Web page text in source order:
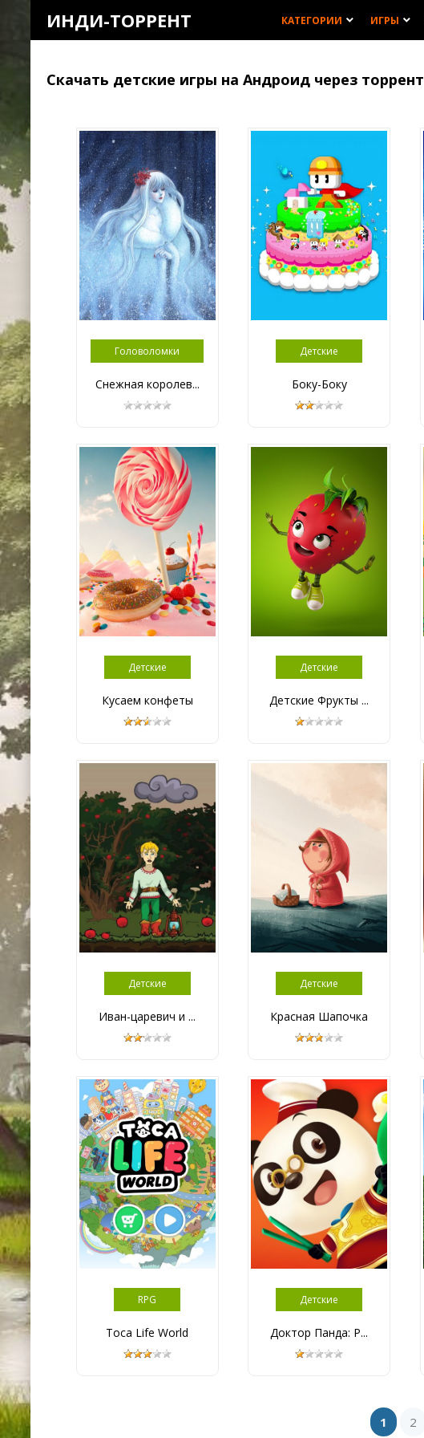
ИНДИ-ТОРРЕНТ КАТЕГОРИИ keyboard_arrow_down ИГРЫ keyboard_arrow_down
Скачать детские игры на Андроид через торрент
Головоломки
Снежная королев...
Детские
Боку-Боку
Детские
Кусаем конфеты
Детские
Детские Фрукты ...
Детские
Иван-царевич и ...
Детские
Красная Шапочка
RPG
Toca Life World
Детские
Доктор Панда: Р...
1 2